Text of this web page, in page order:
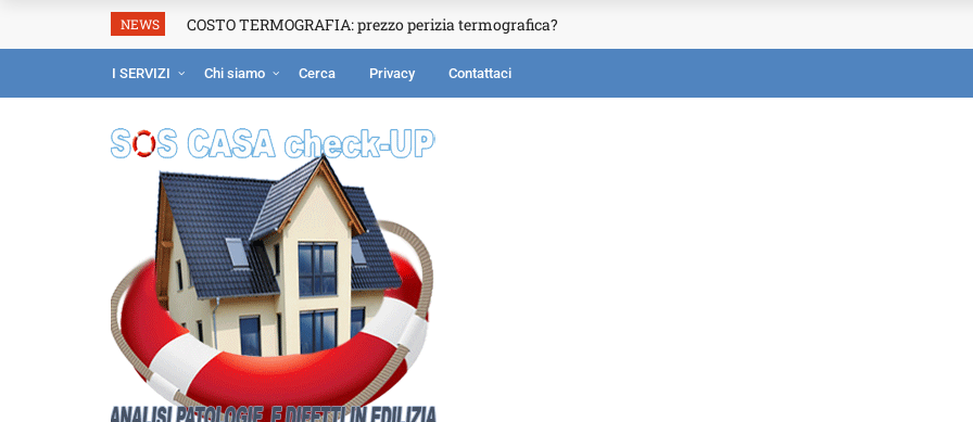
NEWS COSTO TERMOGRAFIA: prezzo perizia termografica?
I SERVIZI Chi siamo Cerca Privacy Contattaci